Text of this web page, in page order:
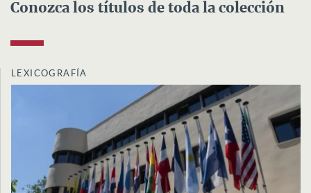
Conozca los títulos de toda la colección
LEXICOGRAFÍA